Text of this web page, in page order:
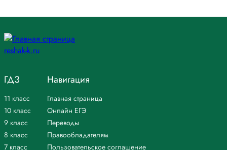
ГДЗ
11 класс
10 класс
9 класс
8 класс
7 класс
Навигация
Главная страница
Онлайн ЕГЭ
Переводы
Правообладателям
Пользовательское соглашение